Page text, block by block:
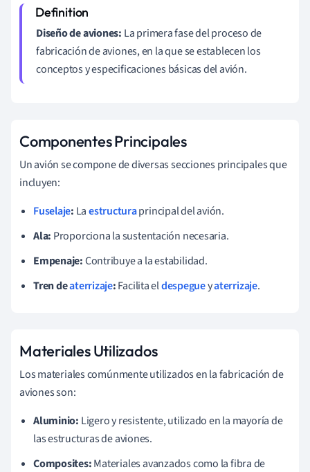
Diseño de aviones: La primera fase del proceso de
fabricación de aviones, en la que se establecen los
conceptos y especificaciones básicas del avión.
Componentes Principales
Un avión se compone de diversas secciones principales que
incluyen:
Fuselaje: Laestructuraprincipal del avión.
Ala: Proporciona la sustentación necesaria.
Empenaje:Contribuye a la estabilidad.
Tren deaterrizaje:Facilita eldespegueyaterrizaje.
Materiales Utilizados
Los materiales comúnmente utilizados en la fabricación de
aviones son:
Aluminio: Ligero y resistente, utilizado en la mayoría de
las estructuras de aviones.
Composites:Materiales avanzados como la fibra de